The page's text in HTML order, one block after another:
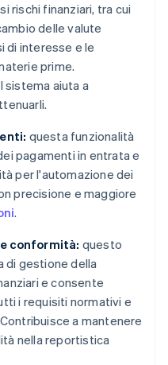
rischi finanziari, tra cui
delle valute
di interesse e le
prime.
sistema aiuta a
questa funzionalità
pagamenti in entrata e
per l'automazione dei
precisione e maggiore
.
conformità: questo
di gestione della
e consente
i requisiti normativi e
a mantenere
nella reportistica